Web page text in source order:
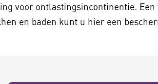
voor ontlastingsincontinentie.
en baden kunt u hier een